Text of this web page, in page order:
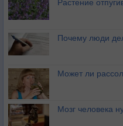
Растение
Почему люди
Может ли
Мозг человека